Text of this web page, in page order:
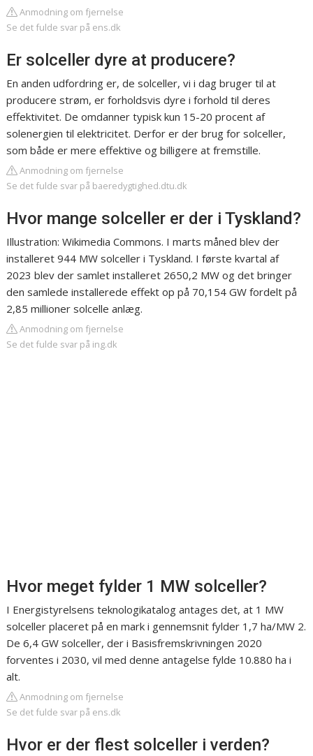
Anmodning om fjernelse
Se det fulde svar på ens.dk
Er solceller dyre at producere?
En anden udfordring er, de solceller, vi i dag bruger til at
producere strøm, er forholdsvis dyre i forhold til deres
effektivitet. De omdanner typisk kun 15-20 procent af
solenergien til elektricitet. Derfor er der brug for solceller,
som både er mere effektive og billigere at fremstille.
Anmodning om fjernelse
Se det fulde svar på baeredygtighed.dtu.dk
Hvor mange solceller er der i Tyskland?
Illustration: Wikimedia Commons. I marts måned blev der
installeret 944 MW solceller i Tyskland. I første kvartal af
2023 blev der samlet installeret 2650,2 MW og det bringer
den samlede installerede effekt op på 70,154 GW fordelt på
2,85 millioner solcelle anlæg.
Anmodning om fjernelse
Se det fulde svar på ing.dk
Hvor meget fylder 1 MW solceller?
I Energistyrelsens teknologikatalog antages det, at 1 MW
solceller placeret på en mark i gennemsnit fylder 1,7 ha/MW 2.
De 6,4 GW solceller, der i Basisfremskrivningen 2020
forventes i 2030, vil med denne antagelse fylde 10.880 ha i
alt.
Anmodning om fjernelse
Se det fulde svar på ens.dk
Hvor er der flest solceller i verden?